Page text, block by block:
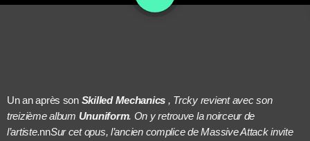
Un an après son Skilled Mechanics , Trcky revient avec son
treizième album Ununiform. On y retrouve la noirceur de
l’artiste.nnSur cet opus, l’ancien complice de Massive Attack invite